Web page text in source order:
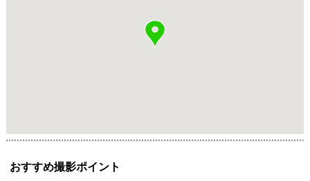
おすすめ撮影ポイント